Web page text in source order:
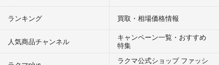
ランキング 買取・相場価格情報
人気商品チャンネル
キャンペーン一覧・おすすめ
特集
ラクマ公式ショップ ファッシ